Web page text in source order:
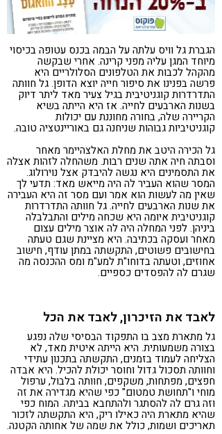
הגברת גל וויס עלתה על הבמה בכנס עטופה בכיסוי
מיוחד המגן עליה מפני קרינה. אחרי שבקשה
מהקהל לכבות את הטלפונים הסלולריים היא
פרשה בפנינו את סיפור חייה יוצא הדופן. גל חוותה
התדרדרות קוגניטיבית בגיל צעיר מאד ליתר דיוק
בשנות הארבעים לחייה. אז היא הייתה בשיא
הקריירה שלה, בחורה מחוננת עם יכולות
קוגניטיביות גבוהות שניחנה גם באוריינטציה טובה.
גל הכירה היטב את מחלת האלצהיימר מאחר
וסבתה חיה אתה שנים רבות. משהחלה לזהות אצלה
את התסמינים היא נגשה להיבדק אצל נוירולוג.
המסר שהוא העביר לה היה מייאש מאד: תדעי לך
שאין מה לעשות הוא אמר ועם מסר זה היא העבירה
את שנות הארבעים לחייה. גל חוותה התדרדרות
קוגניטיבית איומה היא שכחה מילים והתבלבלה
ביניהן. לפני המחלה היה לה אוצר מילים עצום
מאחר ועסקה בכתיבה. היא מציינת שגם טעתה
בחישובים פשוטים, התקשתה במתן עודף, חישוב
אחוזים, וטעתה בדוחו"ת למע"מ ומס ההכנסה מה
שגרם לה להפסדים כספיים.
לאבד את הזיכרון, לאבד את הכל
גל מתארת מצב בו התפקוד הבסיסי שלה נפגע
בצורה משמעותית. היא הייתה איטית מאד, לא
הצליחה לעמוד בזמנים, התקשתה בתכנון עתידי
וחוותה תסכול גדול וחוסר יכולת להכיל. היא אבדה
חפצים, מפתחות, משקפים, חוותה בלבול, ערפול
מוחי ו"תחושת טמטום" כפי שהיא מגדירה את זה
וזה גרם לה להסתגר ולהתחבא בביתה. המוח כפי
שהיא מתארת היה כאילו ריק, היא התקשתה לזכור
תאריכים ושמות, כולל את שמה של אחותה הקטנה.